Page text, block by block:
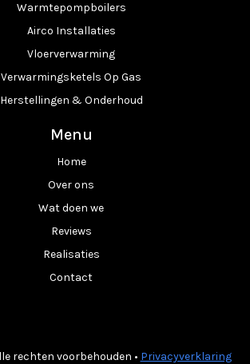
Warmtepompboilers
Airco Installaties
Vloerverwarming
Verwarmingsketels Op Gas
Herstellingen & Onderhoud
Menu
Home
Over ons
Wat doen we
Reviews
Realisaties
Contact
rechten voorbehouden • Privacyverklaring